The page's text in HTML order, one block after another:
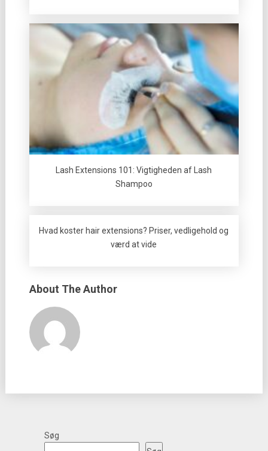
Lash Extensions 101: Vigtigheden af Lash
Shampoo
Hvad koster hair extensions? Priser, vedligehold og
værd at vide
About The Author
Søg